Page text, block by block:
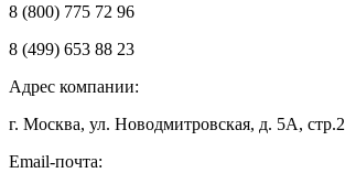
8 (800) 775 72 96
8 (499) 653 88 23
Адрес компании:
г. Москва, ул. Новодмитровская, д. 5А, стр.2
Email-почта: